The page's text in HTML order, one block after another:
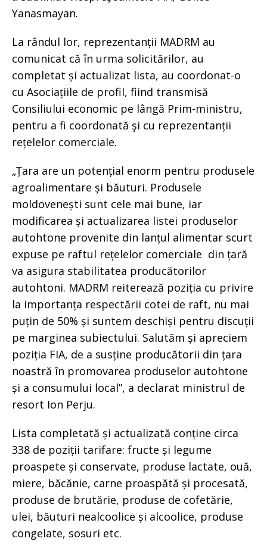
Yanasmayan.
La rândul lor, reprezentanții MADRM au
comunicat că în urma solicitărilor, au
completat și actualizat lista, au coordonat-o
cu Asociațiile de profil, fiind transmisă
Consiliului economic pe lângă Prim-ministru,
pentru a fi coordonată şi cu reprezentanții
rețelelor comerciale.
„Țara are un potențial enorm pentru produsele
agroalimentare și băuturi. Produsele
moldovenești sunt cele mai bune, iar
modificarea și actualizarea listei produselor
autohtone provenite din lanțul alimentar scurt
expuse pe raftul rețelelor comerciale din țară
va asigura stabilitatea producătorilor
autohtoni. MADRM reiterează poziția cu privire
la importanța respectării cotei de raft, nu mai
puțin de 50% și suntem deschiși pentru discuții
pe marginea subiectului. Salutăm și apreciem
poziția FIA, de a susține producătorii din țara
noastră în promovarea produselor autohtone
și a consumului local”, a declarat ministrul de
resort Ion Perju.
Lista completată și actualizată conține circa
338 de poziții tarifare: fructe și legume
proaspete și conservate, produse lactate, ouă,
miere, băcănie, carne proaspătă și procesată,
produse de brutărie, produse de cofetărie,
ulei, băuturi nealcoolice și alcoolice, produse
congelate, sosuri etc.